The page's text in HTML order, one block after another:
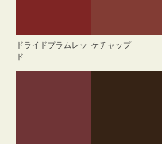
ドライドプラムレッ
ド
ケチャップ